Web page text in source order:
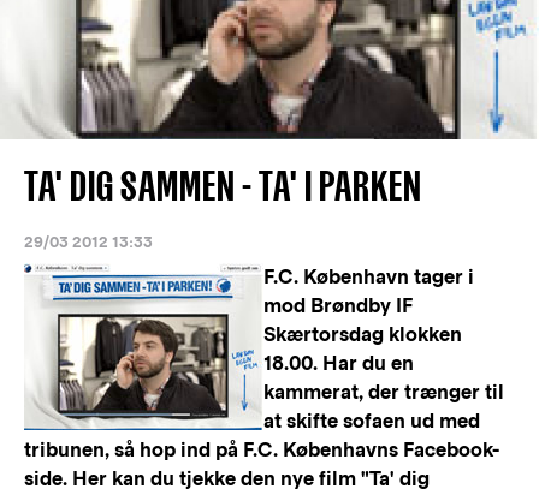
TA' DIG SAMMEN - TA' I PARKEN
29/03 2012 13:33
F.C. København tager i
mod Brøndby IF
Skærtorsdag klokken
18.00. Har du en
kammerat, der trænger til
at skifte sofaen ud med
tribunen, så hop ind på F.C. Københavns Facebook-
side. Her kan du tjekke den nye film "Ta' dig